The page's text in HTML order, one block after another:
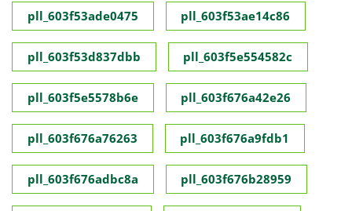
pll_603f53ade0475 pll_603f53ae14c86
pll_603f53d837dbb pll_603f5e554582c
pll_603f5e5578b6e pll_603f676a42e26
pll_603f676a76263 pll_603f676a9fdb1
pll_603f676adbc8a pll_603f676b28959